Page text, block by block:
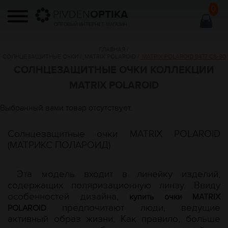
0
MATRIX POLAROID 8477 С8-90
Выбранный вами товар отсутствует.
Солнцезащитные очки MATRIX POLAROID
(МАТРИКС ПОЛАРОИД)
Эта модель входит в линейку изделий,
содержащих поляризационную линзу. Ввиду
особенностей дизайна,
купить очки MATRIX
POLAROID предпочитают люди, ведущие
активный образ жизни. Как правило, больше